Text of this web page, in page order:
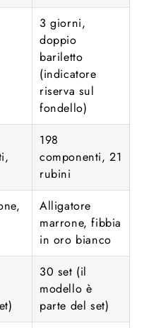
3 giorni,
doppio
bariletto
(indicatore
riserva sul
fondello)
198
componenti, 21
rubini
Alligatore
marrone, fibbia
in oro bianco
30 set (il
modello è
parte del set)